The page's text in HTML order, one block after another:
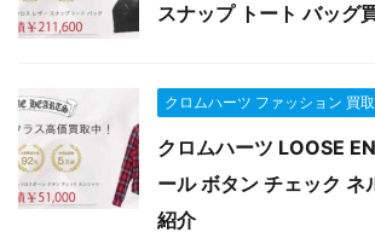
スナップ トート バッグ
クロムハーツ ファッション 買
クロムハーツ LOOSE
ール ボタン チェック ネ
紹介